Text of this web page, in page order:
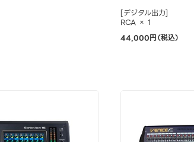
[デジタル出力]
RCA × 1
44,000円（税込）